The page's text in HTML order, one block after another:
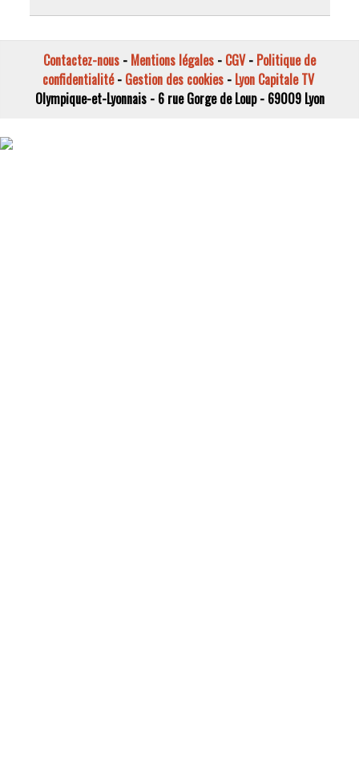
Contactez-nous - Mentions légales - CGV- Politique de
confidentialité- Gestion des cookies- Lyon Capitale TV
Olympique-et-Lyonnais - 6 rue Gorge de Loup - 69009 Lyon